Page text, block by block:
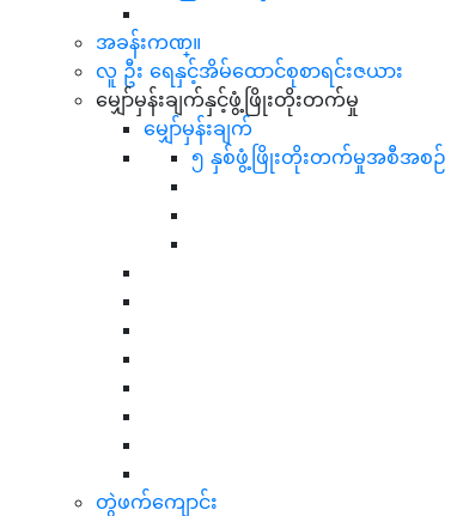
အခန်းကဏ္။
လူ ဦး ရေနှင့်အိမ်ထောင်စုစာရင်းဇယား
မျှော်မှန်းချက်နှင့်ဖွံ့ဖြိုးတိုးတက်မှု
မျှော်မှန်းချက်
၅ နှစ်ဖွံ့ဖြိုးတိုးတက်မှုအစီအစဉ်
တွဲဖက်ကျောင်း